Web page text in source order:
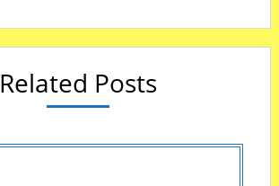
Related Posts